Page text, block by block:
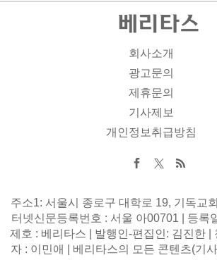
회사소개
광고문의
제휴문의
기사제보
개인정보취급방침
주소1: 서울시 종로구 대학로 19, 기독교
터넷신문등록번호 : 서울 아00701 | 등록
제호 : 베리타스 | 발행인-편집인: 김진한 |
자 : 이민애 | 베리타스의 모든 콘텐츠(기